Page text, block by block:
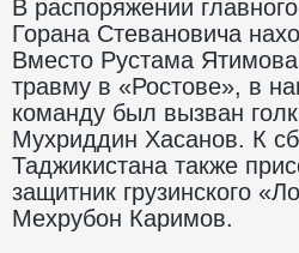
В распоряжении
Горана Стевановича
Вместо Рустама
травму в «Ростове», в
команду был вызван
Мухриддин Хасанов. К
Таджикистана также
защитник грузинского
Мехрубон Каримов.